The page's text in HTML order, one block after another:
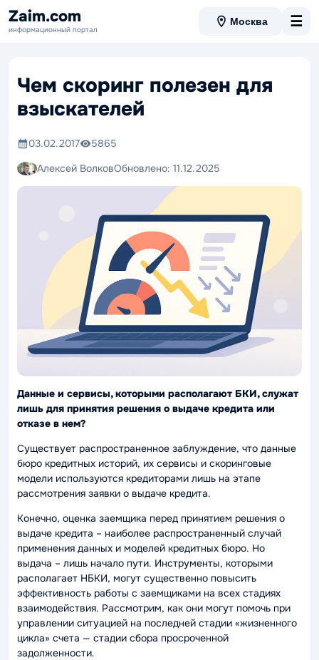
Zaim.com
информационный портал
Москва ☰
Чем скоринг полезен для
взыскателей
03.02.2017
5865
Алексей ВолковОбновлено: 11.12.2025
Данные и сервисы, которыми располагают БКИ, служат
лишь для принятия решения о выдаче кредита или
отказе в нем?
Существует распространенное заблуждение, что данные
бюро кредитных историй, их сервисы и скоринговые
модели используются кредиторами лишь на этапе
рассмотрения заявки о выдаче кредита.
Конечно, оценка заемщика перед принятием решения о
выдаче кредита – наиболее распространенный случай
применения данных и моделей кредитных бюро. Но
выдача – лишь начало пути. Инструменты, которыми
располагает НБКИ, могут существенно повысить
эффективность работы с заемщиками на всех стадиях
взаимодействия. Рассмотрим, как они могут помочь при
управлении ситуацией на последней стадии «жизненного
цикла» счета — стадии сбора просроченной
задолженности.